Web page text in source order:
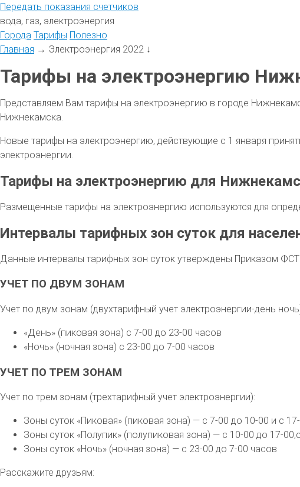
Передать показания счетчиков
вода, газ, электроэнергия
Города Тарифы Полезно
Главная → Электроэнергия 2022 ↓
Тарифы на электроэнергию
Представляем Вам тарифы на электроэнергию в городе
Нижнекамска.
Новые тарифы на электроэнергию, действующие с 1 января
электроэнергии.
Тарифы на электроэнергию для
Размещенные тарифы на электроэнергию используются для
Интервалы тарифных зон суток для
Данные интервалы тарифных зон суток утверждены Приказом
УЧЕТ ПО ДВУМ ЗОНАМ
Учет по двум зонам (двухтарифный учет электроэнергии-день
«День» (пиковая зона) с 7-00 до 23-00 часов
«Ночь» (ночная зона) с 23-00 до 7-00 часов
УЧЕТ ПО ТРЕМ ЗОНАМ
Учет по трем зонам (трехтарифный учет электроэнергии):
Зоны суток «Пиковая» (пиковая зона) — с 7-00 до 10-00 и с
Зоны суток «Полупик» (полупиковая зона) — с 10-00 до 17-
Зоны суток «Ночь» (ночная зона) — с 23-00 до 7-00 часов
Расскажите друзьям: